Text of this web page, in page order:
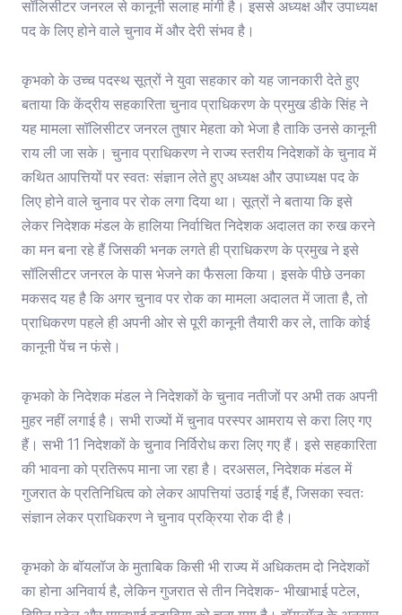
सॉलिसीटर जनरल से कानूनी सलाह मांगी है। इससे अध्यक्ष और उपाध्यक्ष
पद के लिए होने वाले चुनाव में और देरी संभव है।
कृभको के उच्च पदस्थ सूत्रों ने युवा सहकार को यह जानकारी देते हुए
बताया कि केंद्रीय सहकारिता चुनाव प्राधिकरण के प्रमुख डीके सिंह ने
यह मामला सॉलिसीटर जनरल तुषार मेहता को भेजा है ताकि उनसे कानूनी
राय ली जा सके। चुनाव प्राधिकरण ने राज्य स्तरीय निदेशकों के चुनाव में
कथित आपत्तियों पर स्वतः संज्ञान लेते हुए अध्यक्ष और उपाध्यक्ष पद के
लिए होने वाले चुनाव पर रोक लगा दिया था। सूत्रों ने बताया कि इसे
लेकर निदेशक मंडल के हालिया निर्वाचित निदेशक अदालत का रुख करने
का मन बना रहे हैं जिसकी भनक लगते ही प्राधिकरण के प्रमुख ने इसे
सॉलिसीटर जनरल के पास भेजने का फैसला किया। इसके पीछे उनका
मकसद यह है कि अगर चुनाव पर रोक का मामला अदालत में जाता है, तो
प्राधिकरण पहले ही अपनी ओर से पूरी कानूनी तैयारी कर ले, ताकि कोई
कानूनी पेंच न फंसे।
कृभको के निदेशक मंडल ने निदेशकों के चुनाव नतीजों पर अभी तक अपनी
मुहर नहीं लगाई है। सभी राज्यों में चुनाव परस्पर आमराय से करा लिए गए
हैं। सभी 11 निदेशकों के चुनाव निर्विरोध करा लिए गए हैं। इसे सहकारिता
की भावना को प्रतिरूप माना जा रहा है। दरअसल, निदेशक मंडल में
गुजरात के प्रतिनिधित्व को लेकर आपत्तियां उठाई गई हैं, जिसका स्वतः
संज्ञान लेकर प्राधिकरण ने चुनाव प्रक्रिया रोक दी है।
कृभको के बॉयलॉज के मुताबिक किसी भी राज्य में अधिकतम दो निदेशकों
का होना अनिवार्य है, लेकिन गुजरात से तीन निदेशक- भीखाभाई पटेल,